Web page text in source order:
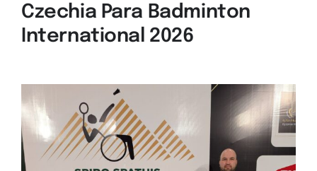
Czechia Para Badminton
International 2026